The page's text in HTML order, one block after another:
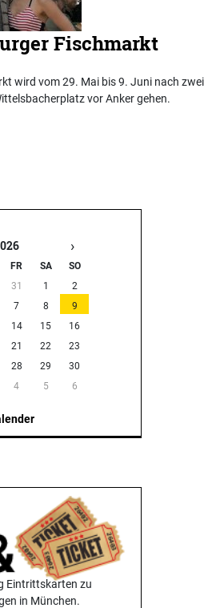
Fischmarkt
wird vom 29. Mai bis 9. Juni nach zwei
vor Anker gehen.
›
FR SA
SO
31 1
2
7 8
9
14 15
16
21 22
23
28 29
30
4 5 6
Eintrittskarten zu
in München.